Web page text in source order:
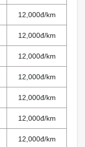
12,000đ/km
12,000đ/km
12,000đ/km
12,000đ/km
12,000đ/km
12,000đ/km
12,000đ/km